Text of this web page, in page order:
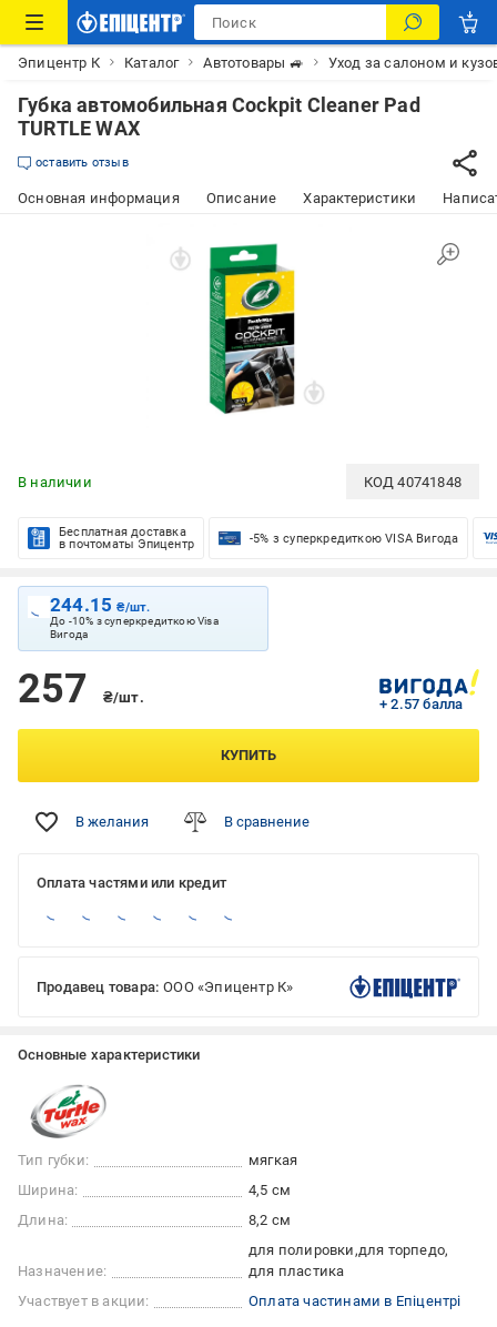
Эпицентр К Каталог Автотовары 🚙 Уход за салоном и
Губка автомобильная Cockpit Cleaner Pad
TURTLE WAX
оставить отзыв
Основная информация Описание Характеристики
В наличии КОД40741848
Бесплатная доставка
в почтоматы Эпицентр
-5% з суперкредиткою VISA Вигода
244.15₴/шт.
До -10% з суперкредиткою Visa
Вигода
257 ₴/шт. + 2.57 балла
КУПИТЬ
В желания В сравнение
Оплата частями или кредит
Продавец товара: ООО «Эпицентр К»
Основные характеристики
Тип губки:
мягкая
Ширина:
4,5 см
Длина:
8,2 см
Назначение:
для полировки для торпедо
для пластика
Участвует в акции:
Оплата частинами в Епіцентрі